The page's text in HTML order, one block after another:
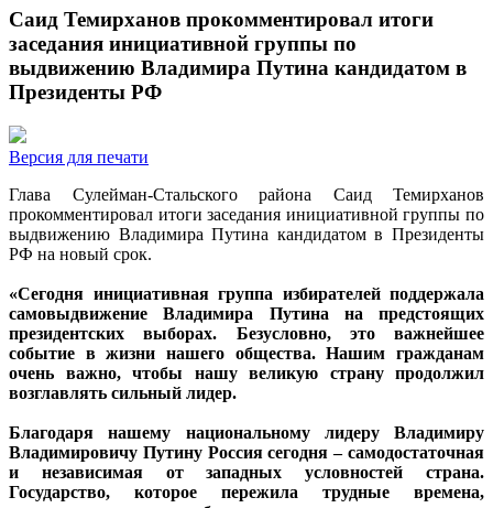
Саид Темирханов прокомментировал итоги
заседания инициативной группы по
выдвижению Владимира Путина кандидатом в
Президенты РФ
Версия для печати
Глава Сулейман-Стальского района Саид Темирханов
прокомментировал итоги заседания инициативной группы по
выдвижению Владимира Путина кандидатом в Президенты
РФ на новый срок.
«Сегодня инициативная группа избирателей поддержала
самовыдвижение Владимира Путина на предстоящих
президентских выборах. Безусловно, это важнейшее
событие в жизни нашего общества. Нашим гражданам
очень важно, чтобы нашу великую страну продолжил
возглавлять сильный лидер.
Благодаря нашему национальному лидеру Владимиру
Владимировичу Путину Россия сегодня – самодостаточная
и независимая от западных условностей страна.
Государство, которое пережила трудные времена,